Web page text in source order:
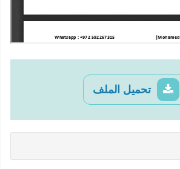
تحميل الملف